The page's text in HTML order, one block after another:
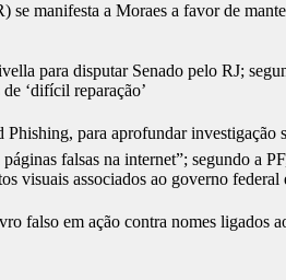
manifesta a Moraes a favor de
para disputar Senado pelo RJ;
‘difícil reparação’
para aprofundar
falsas na internet”; segundo a
visuais associados ao governo
falso em ação contra nomes ligados